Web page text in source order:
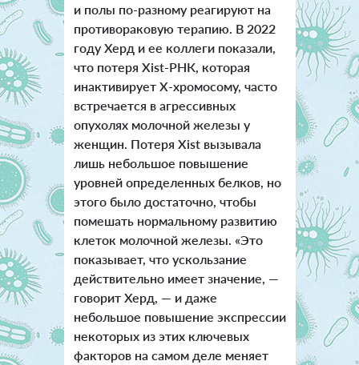
и полы по-разному реагируют на
противораковую терапию. В 2022
году Херд и ее коллеги показали,
что потеря Xist-РНК, которая
инактивирует Х-хромосому, часто
встречается в агрессивных
опухолях молочной железы у
женщин. Потеря Xist вызывала
лишь небольшое повышение
уровней определенных белков, но
этого было достаточно, чтобы
помешать нормальному развитию
клеток молочной железы. «Это
показывает, что ускользание
действительно имеет значение, —
говорит Херд, — и даже
небольшое повышение экспрессии
некоторых из этих ключевых
факторов на самом деле меняет